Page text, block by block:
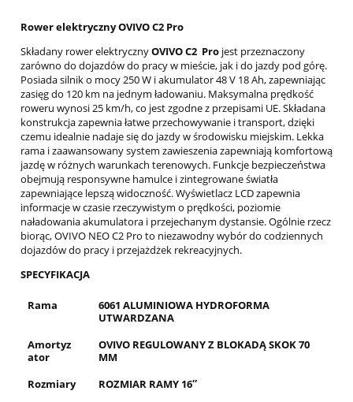
Rower elektryczny OVIVO C2 Pro
Składany rower elektrycznyOVIVO C2 Pro jest przeznaczony
zarówno do dojazdów do pracy w mieście, jak i do jazdy pod górę.
Posiada silnik o mocy 250 W i akumulator 48 V 18 Ah, zapewniając
zasięg do 120 km na jednym ładowaniu. Maksymalna prędkość
roweru wynosi 25 km/h, co jest zgodne z przepisami UE. Składana
konstrukcja zapewnia łatwe przechowywanie i transport, dzięki
czemu idealnie nadaje się do jazdy w środowisku miejskim. Lekka
rama i zaawansowany system zawieszenia zapewniają komfortową
jazdę w różnych warunkach terenowych. Funkcje bezpieczeństwa
obejmują responsywne hamulce i zintegrowane światła
zapewniające lepszą widoczność. Wyświetlacz LCD zapewnia
informacje w czasie rzeczywistym o prędkości, poziomie
naładowania akumulatora i przejechanym dystansie. Ogólnie rzecz
biorąc, OVIVO NEO C2 Pro to niezawodny wybór do codziennych
dojazdów do pracy i przejażdżek rekreacyjnych.
SPECYFIKACJA
Rama
6061 ALUMINIOWA HYDROFORMA
UTWARDZANA
Amortyz
ator
OVIVO REGULOWANY Z BLOKADĄ SKOK 70
MM
Rozmiary
ROZMIAR RAMY 16″